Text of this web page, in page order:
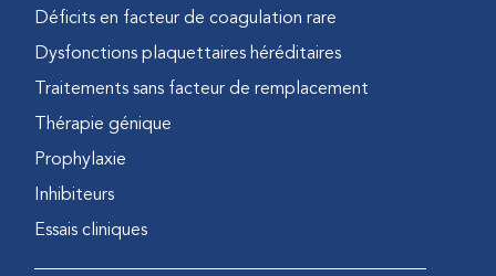
Déficits en facteur de coagulation rare
Dysfonctions plaquettaires héréditaires
Traitements sans facteur de remplacement
Thérapie génique
Prophylaxie
Inhibiteurs
Essais cliniques